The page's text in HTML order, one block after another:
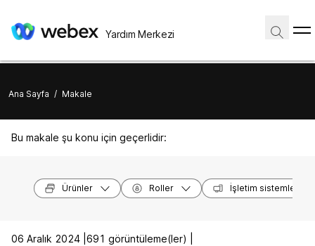
Yardım Merkezi
Ana Sayfa / Makale
Bu makale şu konu için geçerlidir:
Ürünler Roller İşletim sistemleri
06 Aralık 2024 | 691 görüntüleme(ler) |